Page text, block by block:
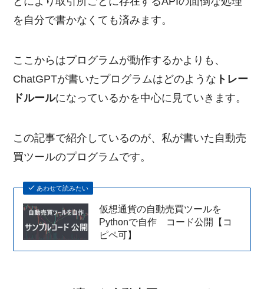
を自分で書かなくても済みます。
ここからはプログラムが動作するかよりも、
ChatGPTが書いたプログラムはどのような トレー
ドルールになっているかを中心に見ていきます。
この記事で紹介しているのが、私が書いた自動売
買ツールのプログラムです。
あわせて読みたい
仮想通貨の自動売買ツールを
Pythonで自作 コード公開【コ
ピペ可】